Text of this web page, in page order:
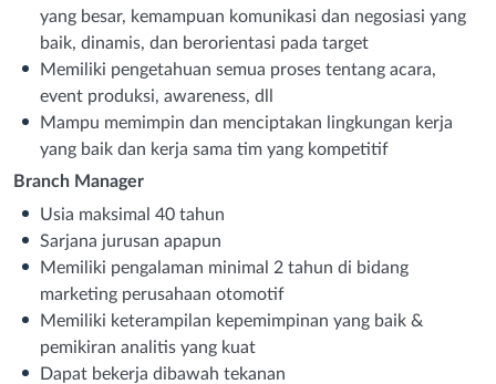
yang besar, kemampuan komunikasi dan negosiasi yang
baik, dinamis, dan berorientasi pada target
Memiliki pengetahuan semua proses tentang acara,
event produksi, awareness, dll
Mampu memimpin dan menciptakan lingkungan kerja
yang baik dan kerja sama tim yang kompetitif
Branch Manager
Usia maksimal 40 tahun
Sarjana jurusan apapun
Memiliki pengalaman minimal 2 tahun di bidang
marketing perusahaan otomotif
Memiliki keterampilan kepemimpinan yang baik &
pemikiran analitis yang kuat
Dapat bekerja dibawah tekanan